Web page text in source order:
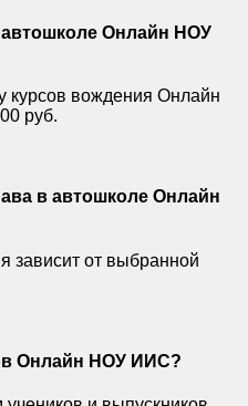
автошколе Онлайн НОУ
курсов вождения Онлайн
руб.
в автошколе Онлайн
зависит от выбранной
Онлайн НОУ ИИС?